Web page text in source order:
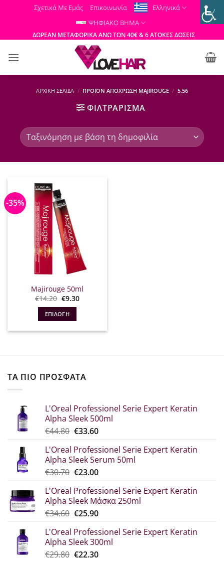
Μετάβαση
περιεχόμενο
Σχετικά Με Εμάς Επικοινωνία
Ελληνικά
ΨΗΦΙΑΚΟ ΒΗΜΑ
ΔΩΡΕΑΝ ΜΕΤΑΦΟΡΙΚΑ ΑΝΩ ΤΩΝ 40€ & 6 ΑΤΟΚΕΣ ΔΟΣΕΙΣ
ΑΡΧΙΚΉ ΣΕΛΊΔΑ / ΠΡΟΪΌΝ ΑΠΌΧΡΩΣΗ MAJIROUGE / 5.56
ΦΙΛΤΡΆΡΙΣΜΑ
-35%
Majirouge 50ml
€14.20 Original
price
was:
€14.20.
€9.30Η
ΕΠΙΛΟΓΉ
παραλλαγές.
μπορούν
να
επιλεγούν
σελίδα
του
προϊόντος
ΤΑ ΠΙΟ ΠΡΟΣΦΑΤΑ
L'Oreal Professionel Serie Expert Keratin
Alpha Sleek 500ml
€44.80 Original
was:
€44.80.
€33.60Η
τιμή
είναι:
€33.60.
L'Oreal Professionel Serie Expert Keratin
Alpha Sleek Serum 50ml
€30.70 Original
was:
€30.70.
€23.00Η
τιμή
είναι:
€23.00.
L'Oreal Professionel Serie Expert Keratin
Alpha Sleek Μάσκα 250ml
€34.60 Original
was:
€34.60.
€25.90Η
τιμή
είναι:
€25.90.
L'Oreal Professionel Serie Expert Keratin
Alpha Sleek 300ml
€29.80 Original
€22.30Η